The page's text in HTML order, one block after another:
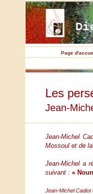
Page
Les
Jean-
Jean-Michel
Mossoul et de
Jean-Michel a
suivant : «
Jean-Michel Cadiot